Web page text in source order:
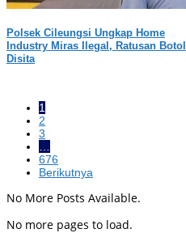
Polsek Cileungsi Ungkap Home
Industry Miras Ilegal, Ratusan Botol
Disita
1
2
3
676
Berikutnya
No More Posts Available.
No more pages to load.